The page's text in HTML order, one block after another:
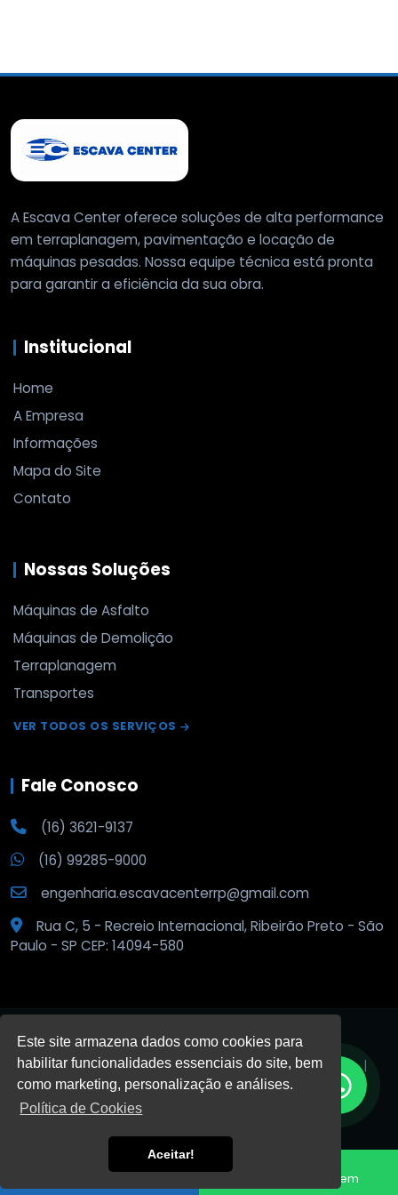
Este site armazena dados como cookies para
habilitar funcionalidades essenciais do site, bem
como marketing, personalização e análises.
Política de Cookies
Aceitar!
A Escava Center oferece soluções de alta performance
em terraplanagem, pavimentação e locação de
máquinas pesadas. Nossa equipe técnica está pronta
para garantir a eficiência da sua obra.
Institucional
Home
A Empresa
Informações
Mapa do Site
Contato
Nossas Soluções
Máquinas de Asfalto
Máquinas de Demolição
Terraplanagem
Transportes
VER TODOS OS SERVIÇOS
Fale Conosco
(16) 3621-9137
(16) 99285-9000
engenharia.escavacenterrp@gmail.com
Rua C, 5 - Recreio Internacional, Ribeirão Preto - São
Paulo - SP CEP: 14094-580
© 2026Escava Center .Todos os direitos reservados. |
Privacidade
HTML5 VALID CSS3 Enviar Mensagem